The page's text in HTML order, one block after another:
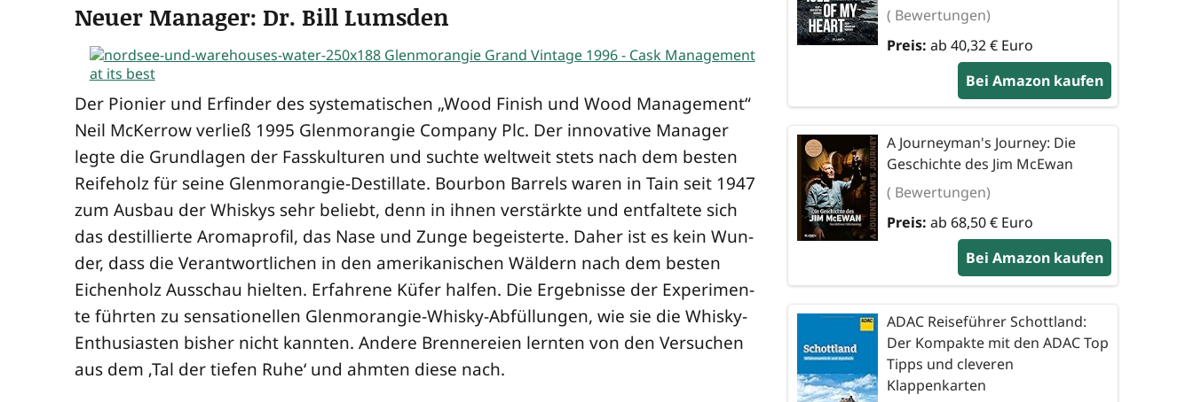
Neuer Manager: Dr. Bill Lumsden
Der Pio­nier und Erfin­der des sys­te­ma­ti­schen „Wood Finish und Wood Manage­ment“
Neil McKer­row ver­ließ 1995 Glen­mo­ran­gie Com­pa­ny Plc. Der inno­va­ti­ve Mana­ger
leg­te die Grund­la­gen der Fass­kul­tu­ren und such­te welt­weit stets nach dem bes­ten
Rei­fe­holz für sei­ne Glen­mo­ran­gie-Destil­la­te. Bour­bon Bar­rels waren in Tain seit 1947
zum Aus­bau der Whis­kys sehr beliebt, denn in ihnen ver­stärk­te und ent­fal­te­te sich
das destil­lier­te Aro­ma­pro­fil, das Nase und Zun­ge begeis­ter­te. Daher ist es kein Wun­
der, dass die Ver­ant­wort­li­chen in den ame­ri­ka­ni­schen Wäl­dern nach dem bes­ten
Eichen­holz Aus­schau hiel­ten. Erfah­re­ne Küfer hal­fen. Die Ergeb­nis­se der Expe­ri­men­
te führ­ten zu sen­sa­tio­nel­len Glen­mo­ran­gie-Whis­ky-Abfül­lun­gen, wie sie die Whis­ky-
Enthu­si­as­ten bis­her nicht kann­ten. Ande­re Bren­ne­rei­en lern­ten von den Ver­su­chen
aus dem ‚Tal der tie­fen Ruhe‘ und ahm­ten die­se nach.
( Bewertungen)
Preis: ab 40,32 € Euro
Bei Amazon kaufen
A Journeyman's Journey: Die
Geschichte des Jim McEwan
( Bewertungen)
Preis: ab 68,50 € Euro
Bei Amazon kaufen
ADAC Reiseführer Schottland:
Der Kompakte mit den ADAC Top
Tipps und cleveren
Klappenkarten